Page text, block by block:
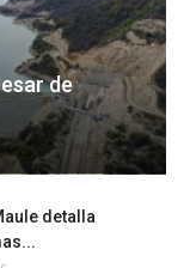
de
detalla